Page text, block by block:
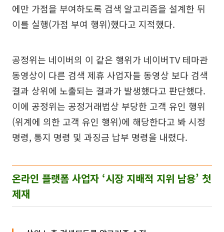
에만 가점을 부여하도록 검색 알고리즘을 설계한 뒤
이를 실행(가점 부여 행위)했다고 지적했다.
공정위는 네이버의 이 같은 행위가 네이버TV 테마관
동영상이 다른 검색 제휴 사업자들 동영상 보다 검색
결과 상위에 노출되는 결과가 발생했다고 판단했다.
이에 공정위는 공정거래법상 부당한 고객 유인 행위
(위계에 의한 고객 유인 행위)에 해당한다고 봐 시정
명령, 통지 명령 및 과징금 납부 명령을 내렸다.
온라인 플랫폼 사업자 ‘시장 지배적 지위 남용’ 첫
제재